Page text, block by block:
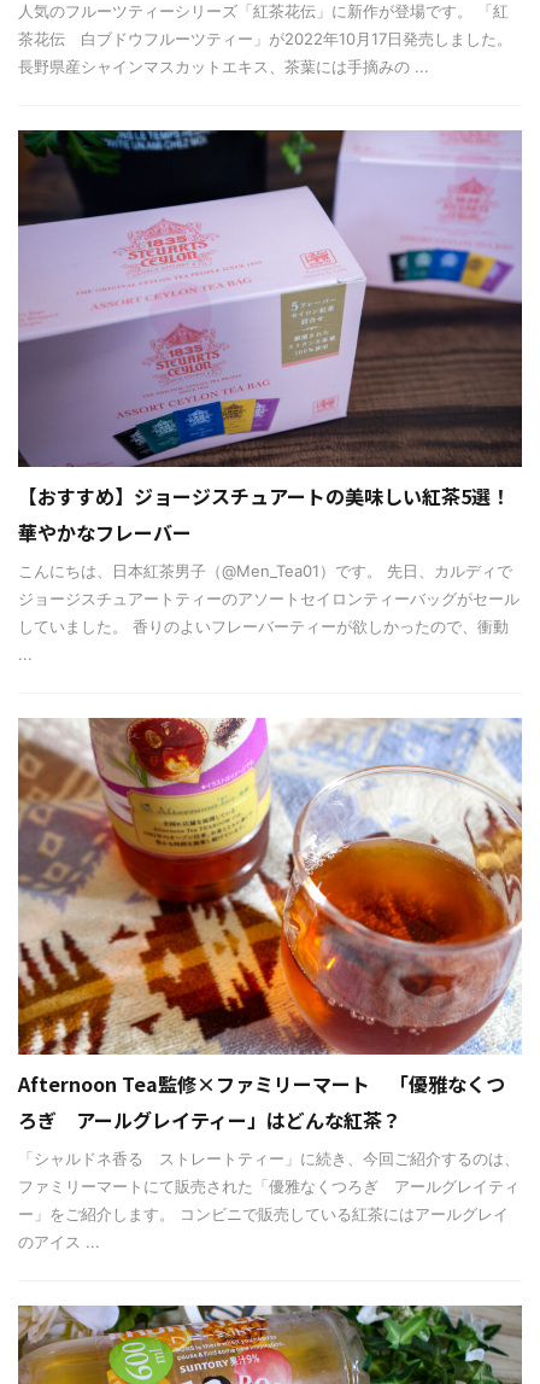
人気のフルーツティーシリーズ「紅茶花伝」に新作が登場です。 「紅
茶花伝 白ブドウフルーツティー」が2022年10月17日発売しました。
長野県産シャインマスカットエキス、茶葉には手摘みの ...
【おすすめ】ジョージスチュアートの美味しい紅茶5選！
華やかなフレーバー
こんにちは、日本紅茶男子（@Men_Tea01）です。 先日、カルディで
ジョージスチュアートティーのアソートセイロンティーバッグがセール
していました。 香りのよいフレーバーティーが欲しかったので、衝動
...
Afternoon Tea監修×ファミリーマート 「優雅なくつ
ろぎ アールグレイティー」はどんな紅茶？
「シャルドネ香る ストレートティー」に続き、今回ご紹介するのは、
ファミリーマートにて販売された「優雅なくつろぎ アールグレイティ
ー」をご紹介します。 コンビニで販売している紅茶にはアールグレイ
のアイス ...